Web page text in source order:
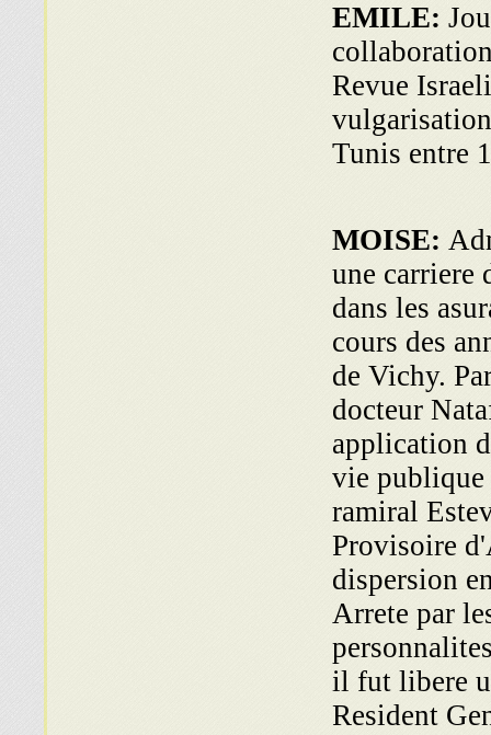
EMILE:
Revue
Tunis entre
MOISE:
une carriere
dans les
cours des
de Vichy.
docteur
application
vie publique
ramiral
Provisoire
dispersion
Arrete par
il fut libere
Resident